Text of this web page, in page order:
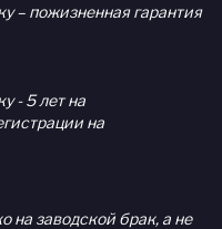
– пожизненная гарантия
- 5 лет на
на
на заводской брак, а не